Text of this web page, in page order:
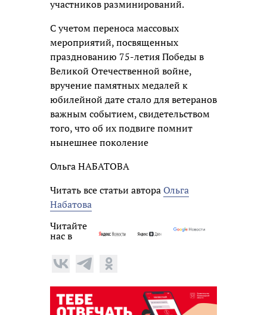
участников разминирований.
С учетом переноса массовых
мероприятий, посвященных
празднованию 75-летия Победы в
Великой Отечественной войне,
вручение памятных медалей к
юбилейной дате стало для ветеранов
важным событием, свидетельством
того, что об их подвиге помнит
нынешнее поколение
Ольга НАБАТОВА
Читать все статьи автораОльга
Набатова
Читайте
нас в